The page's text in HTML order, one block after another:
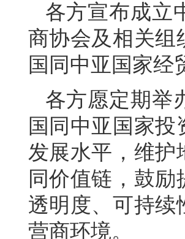
各方宣布成立
商协会及相关组
国同中亚国家经
各方愿定期举
国同中亚国家
发展水平，维护
同价值链，鼓
透明度、可持续
营商环境。